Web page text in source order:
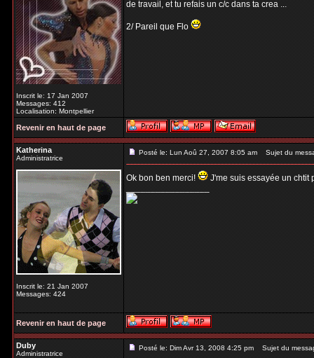
Inscrit le: 17 Jan 2007
Messages: 412
Localisation: Montpellier
de travail, et tu refais un c/c dans ta crea ...
2/ Pareil que Flo
Revenir en haut de page
Katherina
Administratrice
Inscrit le: 21 Jan 2007
Messages: 424
Posté le: Lun Aoû 27, 2007 8:05 am Sujet du
Ok bon ben merci!
J'me suis essayée un chtit
_________________
Revenir en haut de page
Duby
Administratrice
Posté le: Dim Avr 13, 2008 4:25 pm Sujet du